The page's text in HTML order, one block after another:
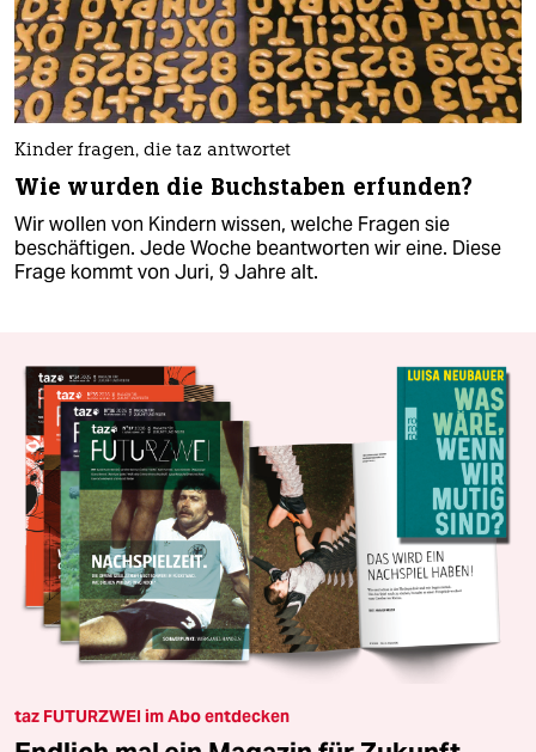
Kinder fragen, die taz antwortet
Wie wurden die Buchstaben erfunden?
Wir wollen von Kindern wissen, welche Fragen sie
beschäftigen. Jede Woche beantworten wir eine. Diese
Frage kommt von Juri, 9 Jahre alt.​
taz FUTURZWEI im Abo entdecken